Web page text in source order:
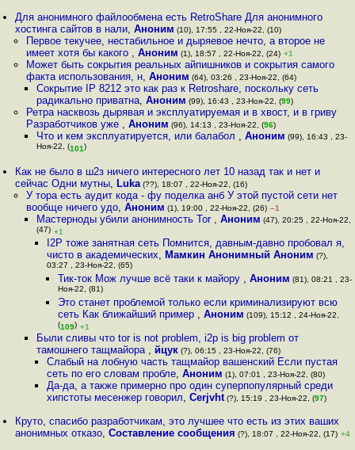
Для анонимного файлообмена есть RetroShare Для анонимного
хостинга сайтов в нали,Аноним (10), 17:55 , 22-Ноя-22, (10)
Первое текучее, нестабильное и дыряевое нечто, а второе не
имеет хотя бы какого , Аноним (1), 18:57 , 22-Ноя-22, (24) +1
Может быть сокрытия реальных айпишников и сокрытия самого
факта использования, н, Аноним (64), 03:26 , 23-Ноя-22, (64)
Сокрытие IP 8212 это как раз к Retroshare, поскольку сеть
радикально приватна, Аноним (99), 16:43 , 23-Ноя-22, (99)
Ретра насквозь дырявая и эксплуатируемая и в хвост, и в гриву
Разработчиков уже , Аноним (96), 14:13 , 23-Ноя-22, (96)
Что и кем эксплуатируется, или балабол , Аноним (99), 16:43 , 23-
Ноя-22, (101)
Как не было в ш2з ничего интересного лет 10 назад так и нет и
сейчас Одни мутны, Luka (??), 18:07 , 22-Ноя-22, (16)
У тора есть аудит кода - фу поделка анб У этой пустой сети нет
вообще ничего удо, Аноним (1), 19:00 , 22-Ноя-22, (26) –1
Мастерноды убили анонимность Tor , Аноним (47), 20:25 , 22-Ноя-22,
(47) +1
I2P тоже занятная сеть Помнится, давным-давно пробовал я,
чисто в академических, Мамкин Анонимный Аноним (?),
03:27 , 23-Ноя-22, (65)
Тик-ток Мож лучше всё таки к майору , Аноним (81), 08:21 , 23-
Ноя-22, (81)
Это станет проблемой только если криминализируют всю
сеть Как ближайший пример , Аноним (109), 15:12 , 24-Ноя-22,
(109) +1
Были сливы что tor is not problem, i2p is big problem от
тамошнего тащмайора , йцук(?), 06:15 , 23-Ноя-22, (76)
Слабый на лобную часть тащмайор вашенский Если пустая
сеть по его словам пробле,Аноним (1), 07:01 , 23-Ноя-22, (80)
Да-да, а также примерно про один суперпопулярный среди
хипстоты месенжер говорил,Cerjvht (?), 15:19 , 23-Ноя-22, (97)
Круто, спасибо разработчикам, это лучшее что есть из этих ваших
анонимных отказо,Составление сообщения (?), 18:07 , 22-Ноя-22, (17) +4